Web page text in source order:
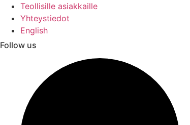
Teollisille asiakkaille
Yhteystiedot
English
Follow us